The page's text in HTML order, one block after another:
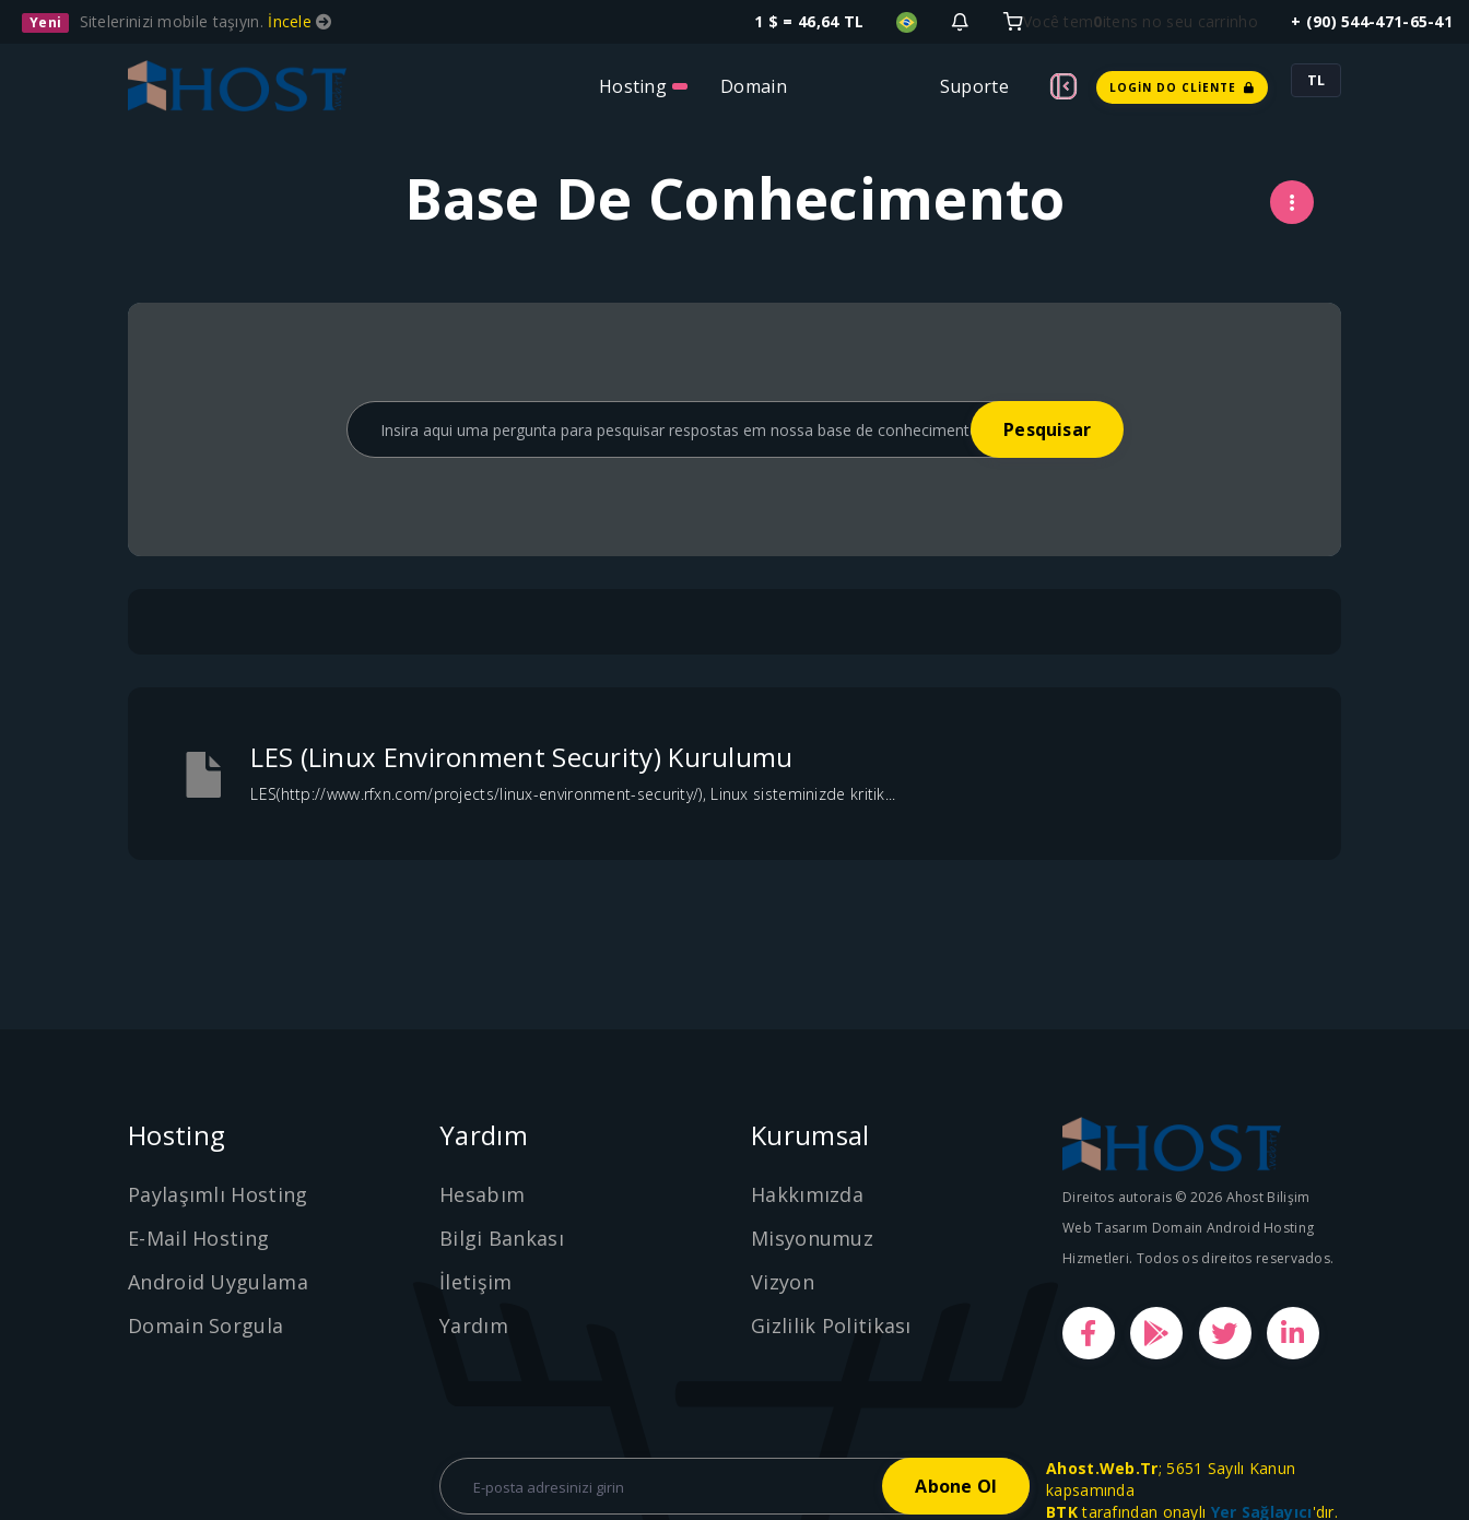
Yeni Sitelerinizi mobile taşıyın. İncele 1 $ = 46,64 TL Você tem0itens no seu carrinho + (90) 544-471-65-41
Hosting Domain Suporte LOGIN DO CLIENTE TL
Base De Conhecimento
LES (Linux Environment Security) Kurulumu
LES(http://www.rfxn.com/projects/linux-environment-security/), Linux sisteminizde kritik...
Hosting
Paylaşımlı Hosting
E-Mail Hosting
Android Uygulama
Domain Sorgula
Yardım
Hesabım
Bilgi Bankası
İletişim
Yardım
Kurumsal
Hakkımızda
Misyonumuz
Vizyon
Gizlilik Politikası
Direitos autorais © 2026 Ahost Bilişim
Web Tasarım Domain Android Hosting
Hizmetleri. Todos os direitos reservados.
Ahost.Web.Tr; 5651 Sayılı Kanun
kapsamında
BTKtarafından onaylı Yer Sağlayıcı'dır.